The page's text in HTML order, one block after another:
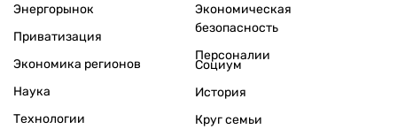
Энергорынок
Приватизация
Экономика регионов
Экономическая
безопасность
Персоналии
Наука
Технологии
Социум
История
Круг семьи